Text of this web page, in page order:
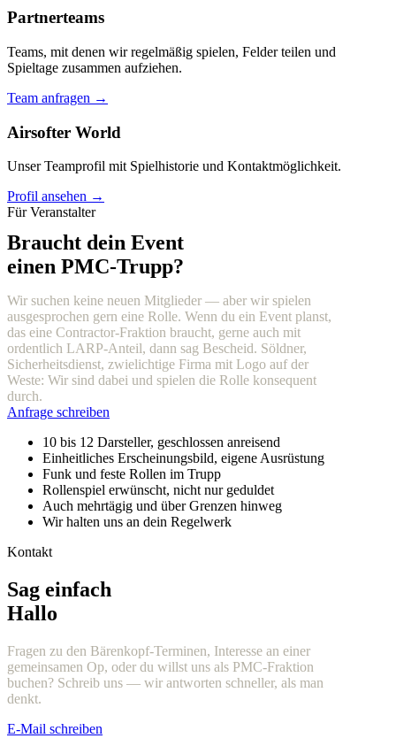
Partnerteams
Teams, mit denen wir regelmäßig spielen, Felder teilen und
Spieltage zusammen aufziehen.
Team anfragen →
Airsofter World
Unser Teamprofil mit Spielhistorie und Kontaktmöglichkeit.
Profil ansehen →
Für Veranstalter
Braucht dein Event
einen PMC-Trupp?
Wir suchen keine neuen Mitglieder — aber wir spielen
ausgesprochen gern eine Rolle. Wenn du ein Event planst,
das eine Contractor-Fraktion braucht, gerne auch mit
ordentlich LARP-Anteil, dann sag Bescheid. Söldner,
Sicherheitsdienst, zwielichtige Firma mit Logo auf der
Weste: Wir sind dabei und spielen die Rolle konsequent
durch.
Anfrage schreiben
10 bis 12 Darsteller, geschlossen anreisend
Einheitliches Erscheinungsbild, eigene Ausrüstung
Funk und feste Rollen im Trupp
Rollenspiel erwünscht, nicht nur geduldet
Auch mehrtägig und über Grenzen hinweg
Wir halten uns an dein Regelwerk
Kontakt
Sag einfach
Hallo
Fragen zu den Bärenkopf-Terminen, Interesse an einer
gemeinsamen Op, oder du willst uns als PMC-Fraktion
buchen? Schreib uns — wir antworten schneller, als man
denkt.
E-Mail schreiben